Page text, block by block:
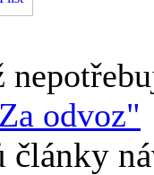
odvoz"